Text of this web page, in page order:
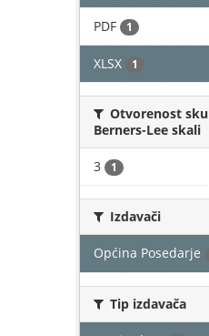
PDF 1
XLSX 1
Otvorenost
Berners-Lee skali
3 1
Izdavači
Općina Posedarje
Tip izdavača